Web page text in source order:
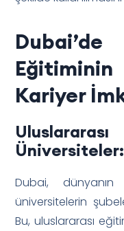
Kariyer
Üniversiteler:
Dubai,
üniversitelerin
Bu, uluslararası